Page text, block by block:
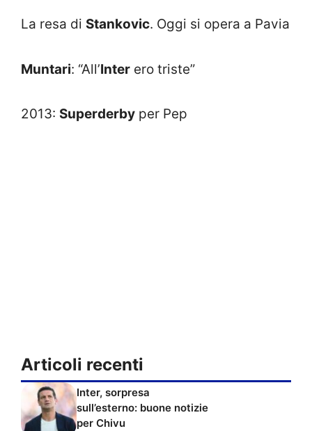
La resa di Stankovic. Oggi si opera a Pavia
Muntari: “All’Inter ero triste”
2013: Superderby per Pep
Articoli recenti
Inter, sorpresa
sull’esterno: buone notizie
per Chivu